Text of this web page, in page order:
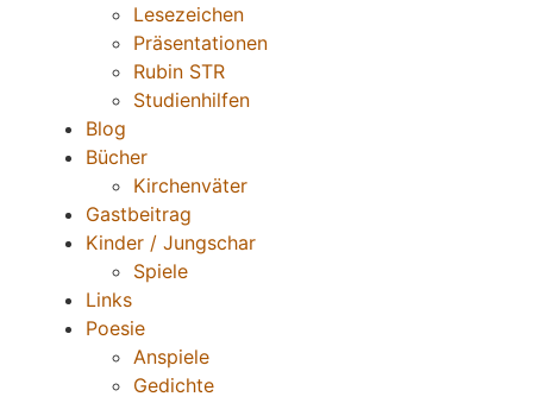
Lesezeichen
Präsentationen
Rubin STR
Studienhilfen
Blog
Bücher
Kirchenväter
Gastbeitrag
Kinder / Jungschar
Spiele
Links
Poesie
Anspiele
Gedichte